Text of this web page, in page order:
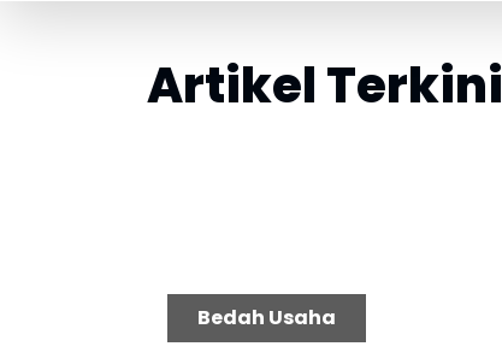
Artikel Terkini
Bedah Usaha